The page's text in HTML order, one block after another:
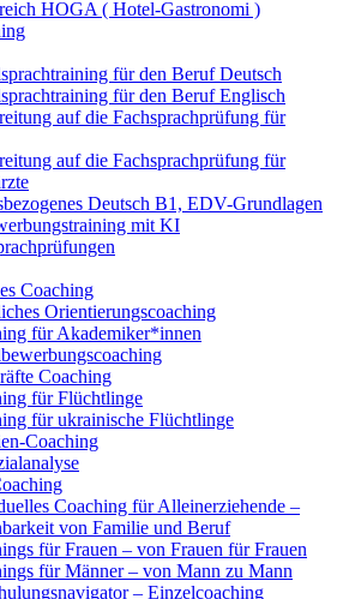
HOGA ( Hotel-Gastronomi )
für den Beruf Deutsch
für den Beruf Englisch
auf die Fachsprachprüfung für
auf die Fachsprachprüfung für
Deutsch B1, EDV-Grundlagen
mit KI
Coaching
Orientierungscoaching
für Akademiker*innen
Coaching
für Flüchtlinge
für ukrainische Flüchtlinge
Coaching
Coaching für Alleinerziehende –
von Familie und Beruf
für Frauen – von Frauen für Frauen
für Männer – von Mann zu Mann
– Einzelcoaching